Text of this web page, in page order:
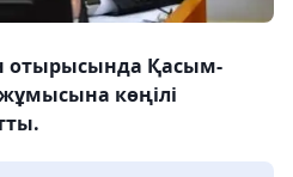
отырысында Қасым-
көңілі